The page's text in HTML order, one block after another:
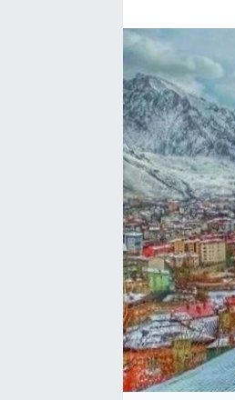
Hakkari Haber
İLGİNÇ HABERLER
KÜLTÜR SANAT
MAGAZİN